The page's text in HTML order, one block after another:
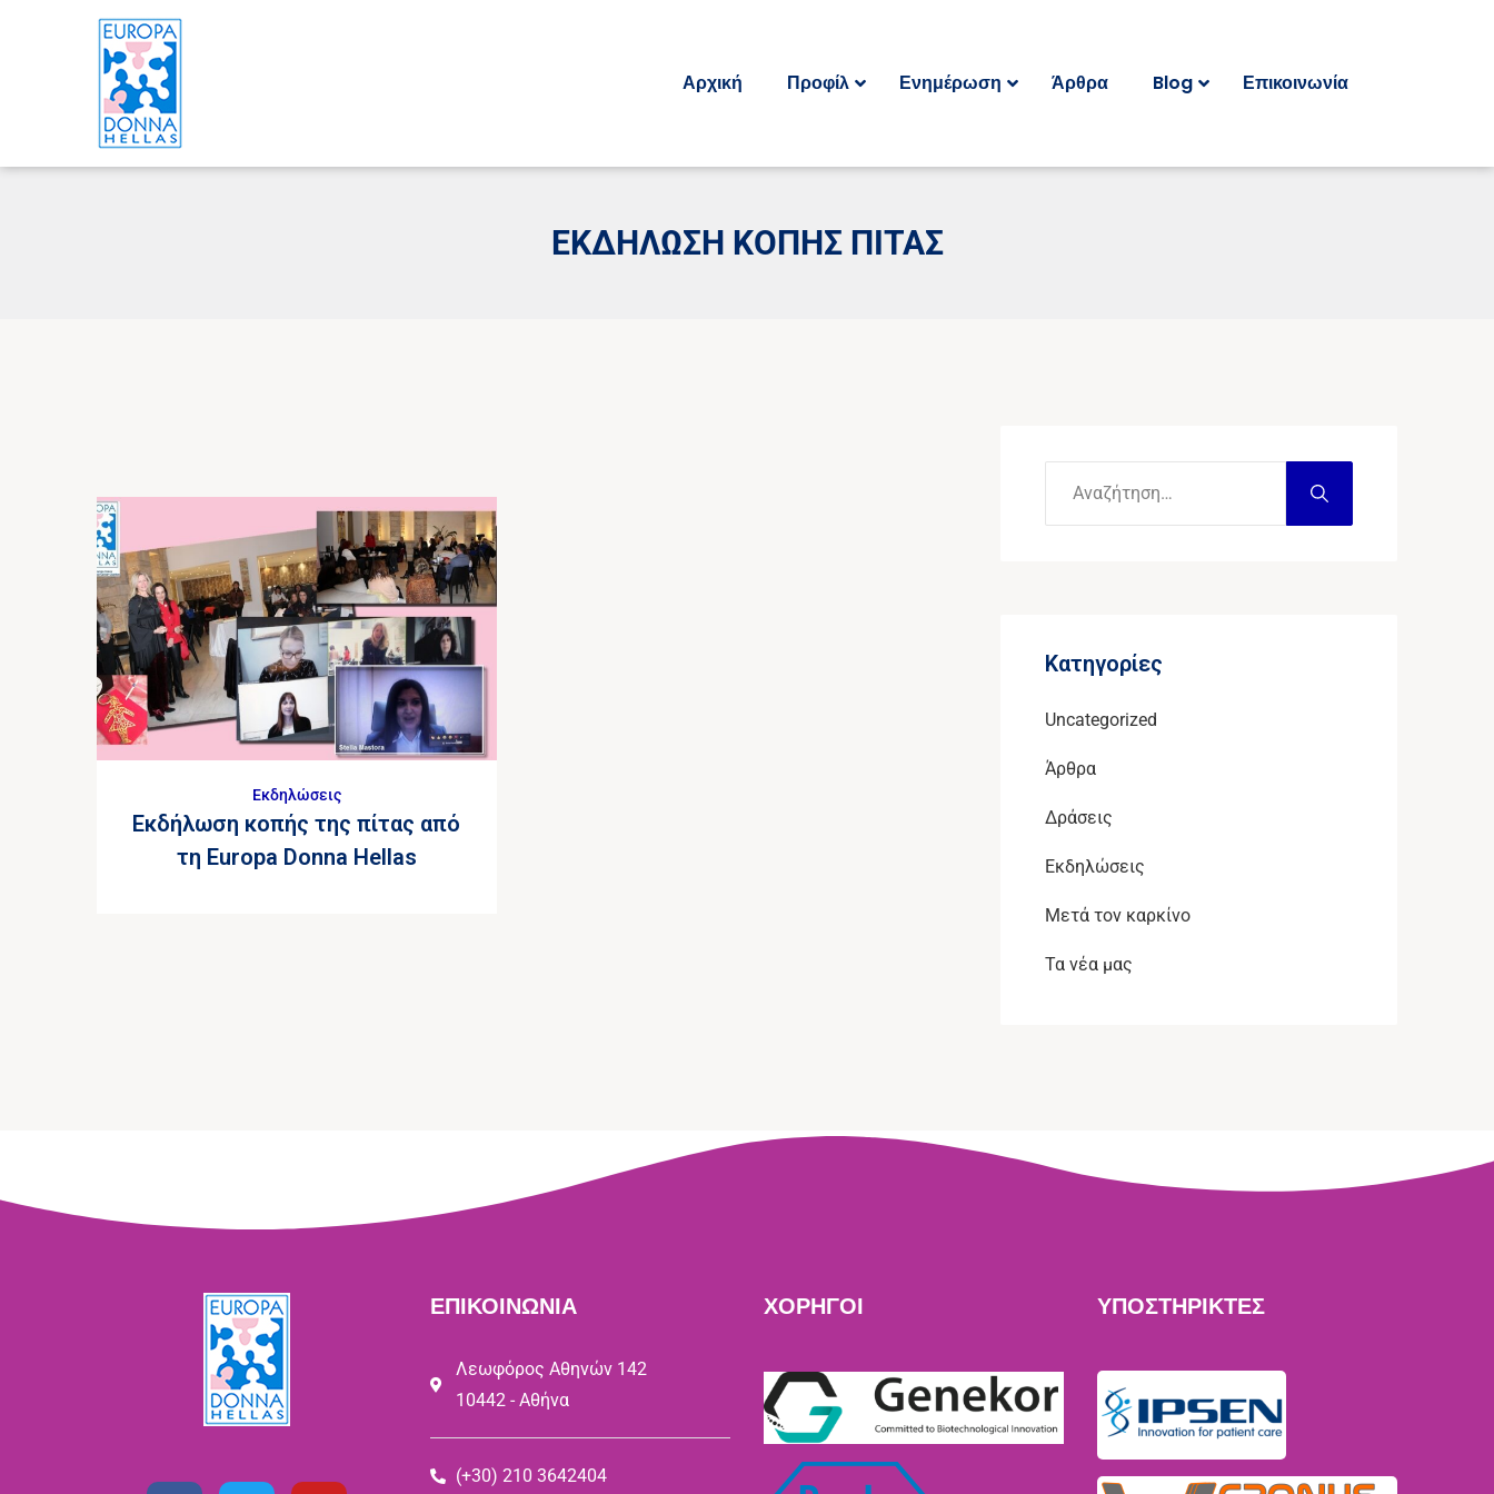
Αρχική Προφίλ Ενημέρωση Άρθρα Blog Επικοινωνία
ΕΚΔΉΛΩΣΗ ΚΟΠΉΣ ΠΊΤΑΣ
Εκδηλώσεις
Eκδήλωση κοπής της πίτας από
τη Europa Donna Hellas
Kατηγορίες
Uncategorized
Άρθρα
Δράσεις
Εκδηλώσεις
Μετά τον καρκίνο
Τα νέα μας
ΕΠΙΚΟΙΝΩΝΙΑ
Λεωφόρος Αθηνών 142
10442 - Αθήνα
(+30) 210 3642404
ΧΟΡΗΓΟΙ ΥΠΟΣΤΗΡΙΚΤΕΣ